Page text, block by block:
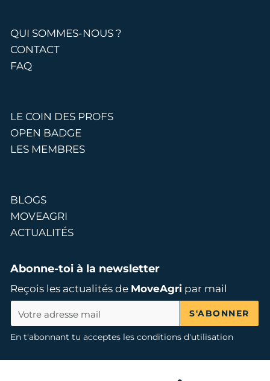
QUI SOMMES-NOUS ?
CONTACT
FAQ
LE COIN DES PROFS
OPEN BADGE
LES MEMBRES
BLOGS
MOVEAGRI
ACTUALITÉS
Abonne-toi à la newsletter
Reçois les actualités de MoveAgripar mail
S'ABONNER
En t'abonnant tu acceptes les conditions d'utilisation